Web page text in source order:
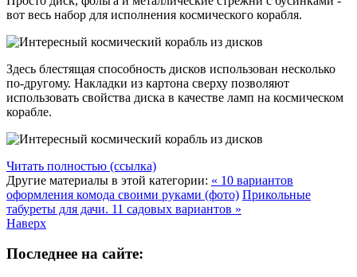
вот весь набор для исполнения космического корабля.
Здесь блестящая способность дисков использован несколько
по-другому. Накладки из картона сверху позволяют
использовать свойства диска в качестве ламп на космическом
корабле.
Читать полностью (ссылка)
Другие материалы в этой категории: « 10 вариантов
оформления комода своими руками (фото) Прикольные
табуреты для дачи. 11 садовых вариантов »
Наверх
Последнее на сайте: